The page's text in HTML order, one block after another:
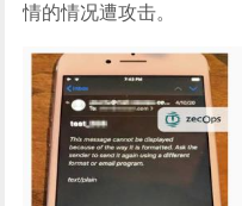
情的情况遭攻击。